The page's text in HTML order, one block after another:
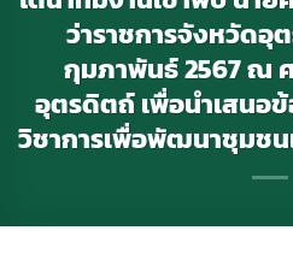
ว่าราชการจังหวัดอุ
กุมภาพันธ์ 2567 ณ
อุตรดิตถ์ เพื่อนำเสนอ
วิชาการเพื่อพัฒนาชุมช